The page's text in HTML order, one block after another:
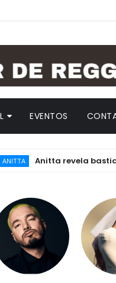
EVENTOS
revela bastidores de